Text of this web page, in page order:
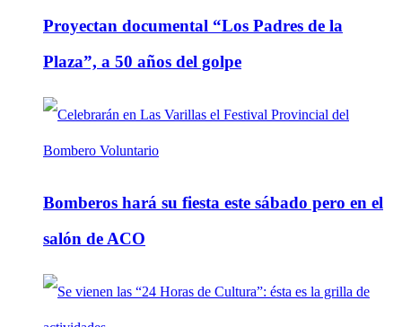
Proyectan documental “Los Padres de la
Plaza”, a 50 años del golpe
Bomberos hará su fiesta este sábado pero en el
salón de ACO